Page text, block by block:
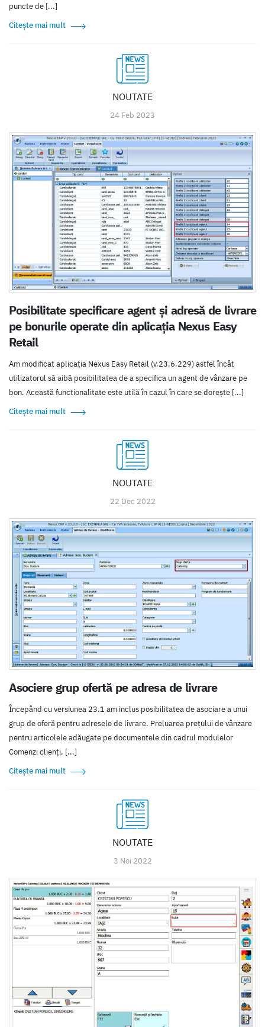
puncte de [...]
Citește mai mult
NOUTATE
24 Feb 2023
Posibilitate specificare agent și adresă de livrare
pe bonurile operate din aplicația Nexus Easy
Retail
Am modificat aplicația Nexus Easy Retail (v.23.6.229) astfel încât
utilizatorul să aibă posibilitatea de a specifica un agent de vânzare pe
bon. Această functionalitate este utilă în cazul în care se dorește [...]
Citește mai mult
NOUTATE
22 Dec 2022
Asociere grup ofertă pe adresa de livrare
Începând cu versiunea 23.1 am inclus posibilitatea de asociare a unui
grup de oferă pentru adresele de livrare. Preluarea prețului de vânzare
pentru articolele adăugate pe documentele din cadrul modulelor
Comenzi clienți, [...]
Citește mai mult
NOUTATE
3 Noi 2022